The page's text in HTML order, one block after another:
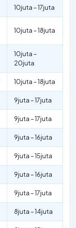
10juta – 17juta
10juta – 18juta
10juta –
20juta
10juta – 18juta
9juta – 17juta
9juta – 17juta
9juta – 16juta
9juta – 15juta
9juta – 16juta
9juta – 17juta
8juta – 14juta